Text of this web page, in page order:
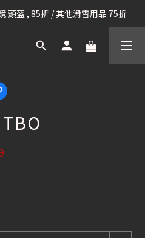
門 [免運費] (大型貨品除外)
頭盔 , 85折 / 其他滑雪用品 75折
務。（請查看運送政策）